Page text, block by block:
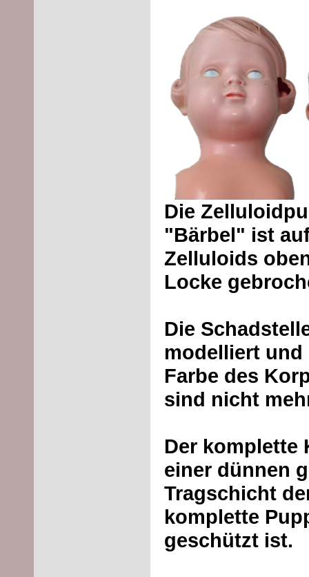
Die
"Bärbel" ist
Zelluloids
Locke
Die
modelliert und
Farbe des
sind nicht
Der komplette
einer dünnen
Tragschicht
komplette
geschützt ist.